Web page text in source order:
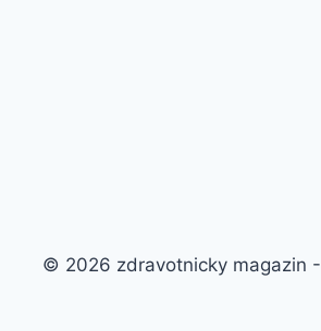
© 2026 zdravotnicky magazin -